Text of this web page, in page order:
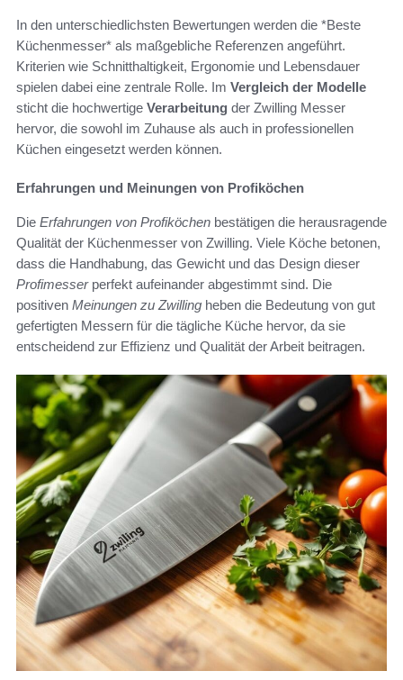
In den unterschiedlichsten Bewertungen werden die *Beste
Küchenmesser* als maßgebliche Referenzen angeführt.
Kriterien wie Schnitthaltigkeit, Ergonomie und Lebensdauer
spielen dabei eine zentrale Rolle. Im Vergleich der Modelle
sticht die hochwertige Verarbeitung der Zwilling Messer
hervor, die sowohl im Zuhause als auch in professionellen
Küchen eingesetzt werden können.
Erfahrungen und Meinungen von Profiköchen
Die Erfahrungen von Profiköchen bestätigen die herausragende
Qualität der Küchenmesser von Zwilling. Viele Köche betonen,
dass die Handhabung, das Gewicht und das Design dieser
Profimesserperfekt aufeinander abgestimmt sind. Die
positiven Meinungen zu Zwilling heben die Bedeutung von gut
gefertigten Messern für die tägliche Küche hervor, da sie
entscheidend zur Effizienz und Qualität der Arbeit beitragen.